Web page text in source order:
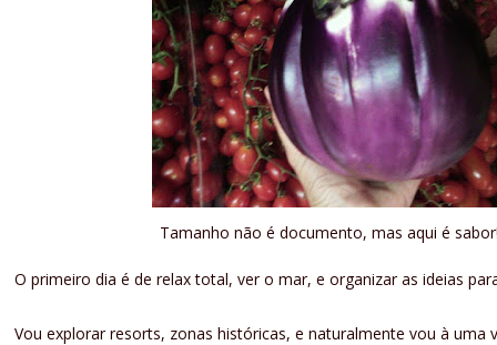
Tamanho não é documento, mas aqui é
O primeiro dia é de relax total, ver o mar, e organizar as ideias
Vou explorar resorts, zonas históricas, e naturalmente vou à uma